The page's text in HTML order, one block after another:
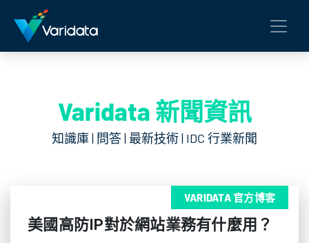
Varidata 新聞資訊
知識庫 | 問答 | 最新技術 | IDC 行業新聞
VARIDATA 官方博客
美國高防IP對於網站業務有什麼用？